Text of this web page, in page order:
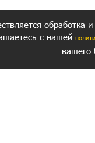
обработка
с нашей
вашего